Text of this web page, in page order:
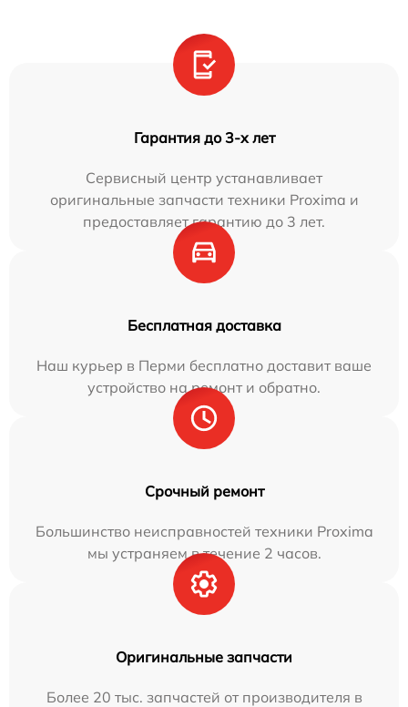
Гарантия до 3-х лет
Сервисный центр устанавливает
оригинальные запчасти техники Proxima и
предоставляет гарантию до 3 лет.
Бесплатная доставка
Наш курьер в Перми бесплатно доставит ваше
устройство на ремонт и обратно.
Срочный ремонт
Большинство неисправностей техники Proxima
мы устраняем в течение 2 часов.
Оригинальные запчасти
Более 20 тыс. запчастей от производителя в